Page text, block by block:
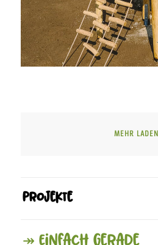
MEHR LADEN
Projekte
↠ Einfach gerade